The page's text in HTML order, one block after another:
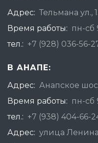
Адрес: Тельмана ул.,
Время работы: пн-сб
тел.: +7 (928) 036-56-
В АНАПЕ:
Адрес: Анапское
Время работы: пн-сб
тел.: +7 (938) 404-66-
Адрес: улица